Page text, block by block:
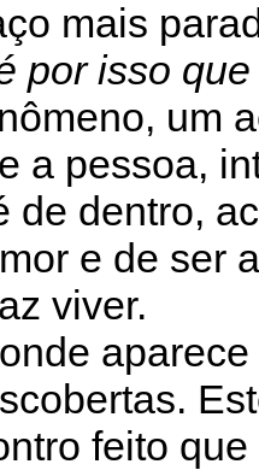
mais
por isso
um
a pessoa,
de dentro,
e de ser
viver.
feito